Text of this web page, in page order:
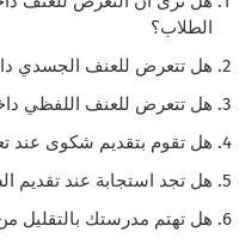
الطلاب؟
هل تتعرض للعنف الجسدي
هل تتعرض للعنف اللفظي
هل تقوم بتقديم شكوى عند
هل تجد استجابة عند تقديم
هل تهتم مدرستك بالتقليل